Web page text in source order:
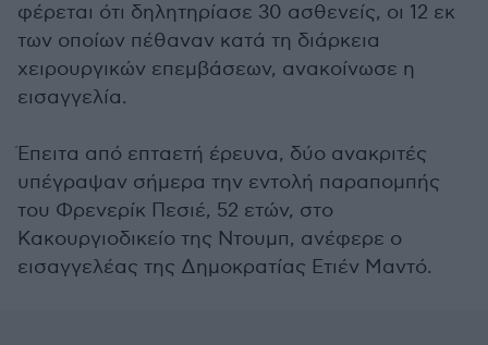
φέρεται ότι δηλητηρίασε 30 ασθενείς, οι 12 εκ
των οποίων πέθαναν κατά τη διάρκεια
χειρουργικών επεμβάσεων, ανακοίνωσε η
εισαγγελία.
Έπειτα από επταετή έρευνα, δύο ανακριτές
υπέγραψαν σήμερα την εντολή παραπομπής
του Φρενερίκ Πεσιέ, 52 ετών, στο
Κακουργιοδικείο της Ντουμπ, ανέφερε ο
εισαγγελέας της Δημοκρατίας Ετιέν Μαντό.